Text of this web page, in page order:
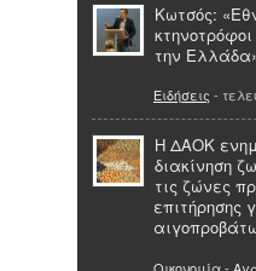
Κωτσός:
την
Ειδήσεις -
H ΔΑΟΚ
διακίνηση
τις ζώνες
επιτήρησης
Οικονομία -